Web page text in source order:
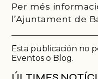
Per més
l’Ajuntament de
Esta publicación no
Eventos o Blog.